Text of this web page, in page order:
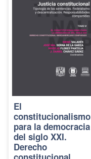
El
constitucionalismo
para la democracia
del siglo XXI.
Derecho